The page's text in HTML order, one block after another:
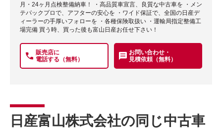
月・24ヶ月点検整備納車！ ・高品質車宣言、良質な中古車を ・メン
テパックプロで、アフターの安心を ・ワイド保証で、全国の日産デ
ィーラーの手厚いフォローを ・各種保険取扱い ・運輸局指定整備工
場完備 買う時、買った後も富山日産お任せ下さい！
販売店に
電話する（無料）
お問い合わせ・
見積依頼（無料）
日産富山株式会社の同じ中古車